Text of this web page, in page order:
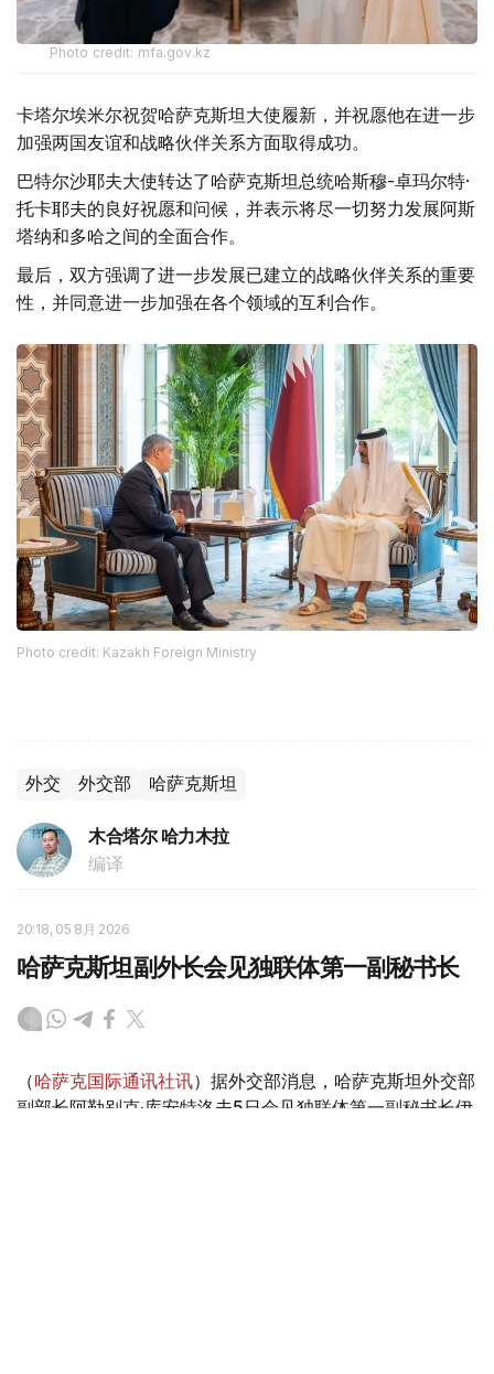
Photo credit: mfa.gov.kz
卡塔尔埃米尔祝贺哈萨克斯坦大使履新，并祝愿他在进一步
加强两国友谊和战略伙伴关系方面取得成功。
巴特尔沙耶夫大使转达了哈萨克斯坦总统哈斯穆-卓玛尔特·
托卡耶夫的良好祝愿和问候，并表示将尽一切努力发展阿斯
塔纳和多哈之间的全面合作。
最后，双方强调了进一步发展已建立的战略伙伴关系的重要
性，并同意进一步加强在各个领域的互利合作。
Photo credit: Kazakh Foreign Ministry
外交 外交部 哈萨克斯坦
木合塔尔 哈力木拉
编译
20:18, 05 8月 2026
哈萨克斯坦副外长会见独联体第一副秘书长
（哈萨克国际通讯社讯）据外交部消息，哈萨克斯坦外交部
副部长阿勒别克·库安特洛夫5日会见独联体第一副秘书长伊